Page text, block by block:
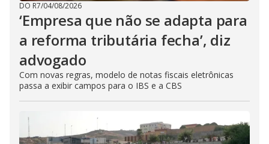
DO R7/04/08/2026
‘Empresa que não se adapta para
a reforma tributária fecha’, diz
advogado
Com novas regras, modelo de notas fiscais eletrônicas
passa a exibir campos para o IBS e a CBS